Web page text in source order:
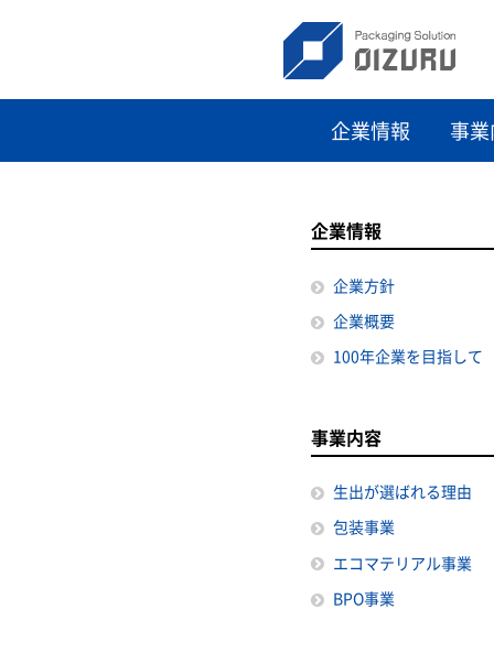
企業情報 事
企業情報
企業方針
企業概要
100年企業を目指して
事業内容
生出が選ばれる理由
包装事業
エコマテリアル事業
BPO事業